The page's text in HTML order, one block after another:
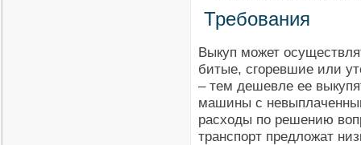
Требования
Выкуп может
битые, сгоревшие или
– тем дешевле ее
машины с
расходы по решению
транспорт предложат